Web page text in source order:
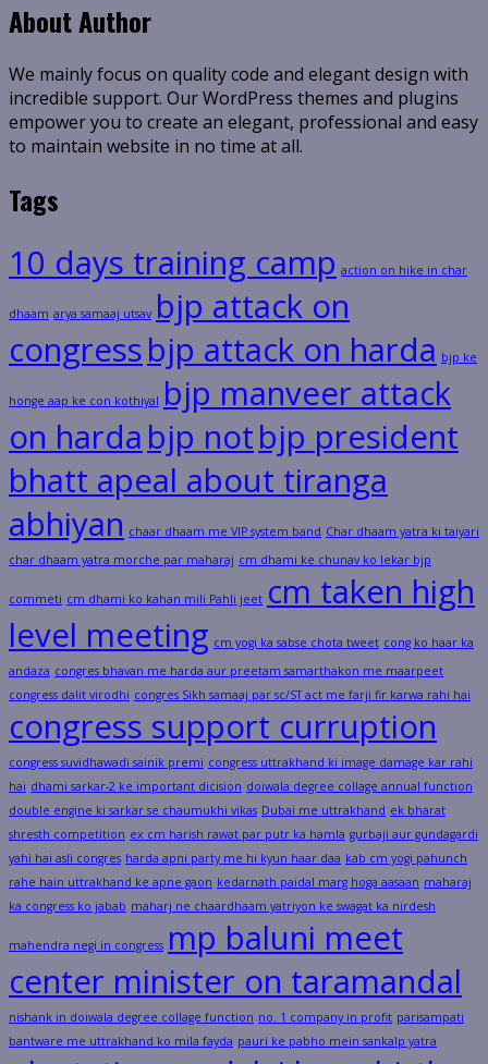
About Author
We mainly focus on quality code and elegant design with
incredible support. Our WordPress themes and plugins
empower you to create an elegant, professional and easy
to maintain website in no time at all.
Tags
10 days training camp action on hike in char
dhaam arya samaaj utsav bjp attack on
congressbjp attack on harda bjp ke
honge aap ke con kothiyal bjp manveer attack
on harda bjp notbjp president
bhatt apeal about tiranga
abhiyan chaar dhaam me VIP system band Char dhaam yatra ki taiyari
char dhaam yatra morche par maharaj cm dhami ke chunav ko lekar bjp
commeti cm dhami ko kahan mili Pahli jeet cm taken high
level meeting cm yogi ka sabse chota tweet cong ko haar ka
andaza congres bhavan me harda aur preetam samarthakon me maarpeet
congress dalit virodhi congres Sikh samaaj par sc/ST act me farji fir karwa rahi hai
congress support curruption
congress suvidhawadi sainik premi congress uttrakhand ki image damage kar rahi
hai dhami sarkar-2 ke important dicision doiwala degree collage annual function
double engine ki sarkar se chaumukhi vikas Dubai me uttrakhand ek bharat
shresth competition ex cm harish rawat par putr ka hamla gurbaji aur gundagardi
yahi hai asli congres harda apni party me hi kyun haar daa kab cm yogi pahunch
rahe hain uttrakhand ke apne gaon kedarnath paidal marg hoga aasaan maharaj
ka congress ko jabab maharj ne chaardhaam yatriyon ke swagat ka nirdesh
mahendra negi in congress mp baluni meet
center minister on taramandal
nishank in doiwala degree collage function no. 1 company in profit parisampati
bantware me uttrakhand ko mila fayda pauri ke pabho mein sankalp yatra